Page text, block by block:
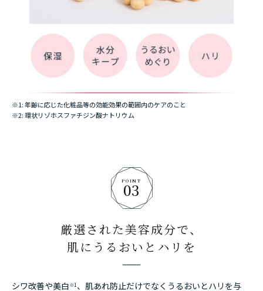
※1: 年齢に応じた化粧品等の効能効果の範囲内のケアのこと
※2: 環状リゾホスファチジン酸ナトリウム
POINT
03
厳選された美容成分で、
肌にうるおいとハリを
シワ改善や美白※1 、肌あれ防止だけでなく うるおいとハリを与